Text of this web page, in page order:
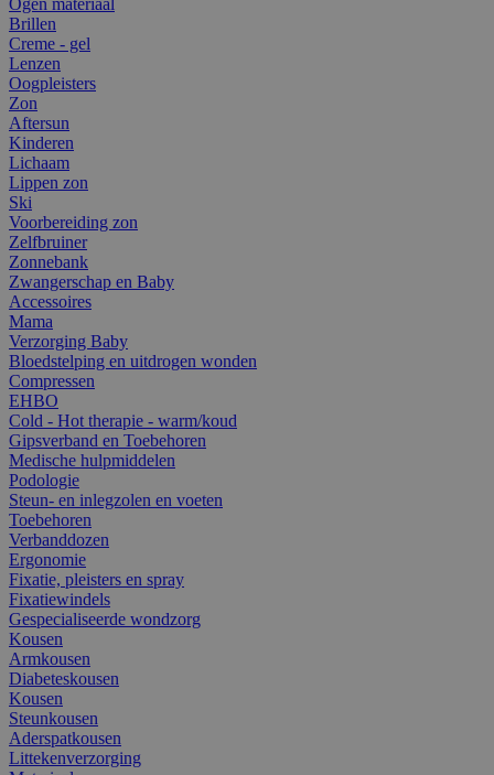
Brillen
Creme - gel
Lenzen
Oogpleisters
Zon
Aftersun
Kinderen
Lichaam
Lippen zon
Ski
Voorbereiding zon
Zelfbruiner
Zonnebank
Zwangerschap en Baby
Accessoires
Mama
Verzorging Baby
Bloedstelping en uitdrogen wonden
Compressen
EHBO
Cold - Hot therapie - warm/koud
Gipsverband en Toebehoren
Medische hulpmiddelen
Podologie
Steun- en inlegzolen en voeten
Toebehoren
Verbanddozen
Ergonomie
Fixatie, pleisters en spray
Fixatiewindels
Gespecialiseerde wondzorg
Kousen
Armkousen
Diabeteskousen
Kousen
Steunkousen
Aderspatkousen
Littekenverzorging